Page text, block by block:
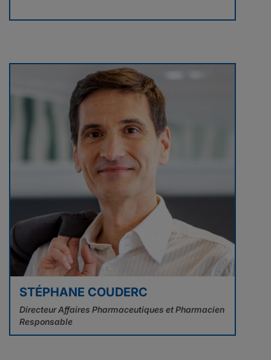
STÉPHANE COUDERC
Directeur Affaires Pharmaceutiques et Pharmacien
Responsable